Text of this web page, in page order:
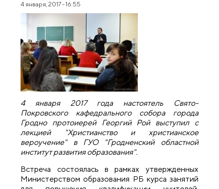
4 января, 2017 - 16:55
4 января 2017 года настоятель Свято-
Покровского кафедрального собора города
Гродно протоиерей Георгий Рой выступил с
лекцией "Христианство и христианское
вероучение" в ГУО "Гродненский областной
институт развития образования".
Встреча состоялась в рамках утвержденных
Министерством образования РБ курса занятий